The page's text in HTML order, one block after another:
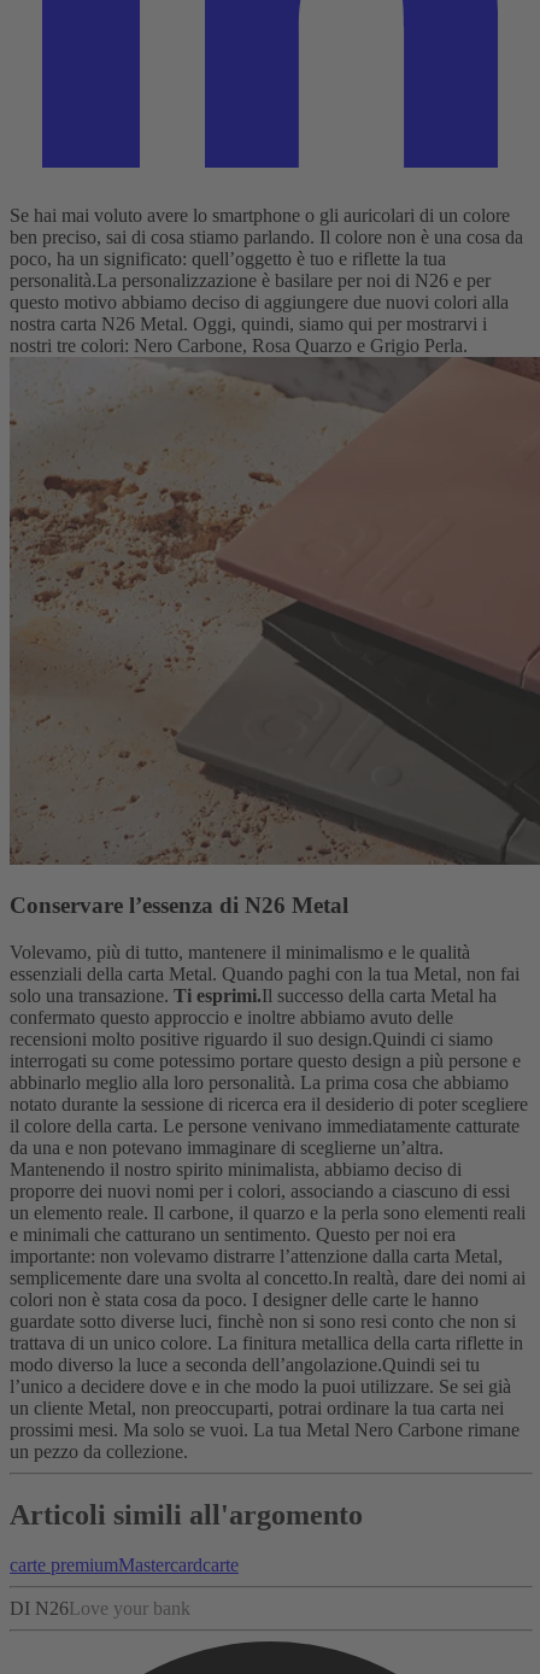
Se hai mai voluto avere lo smartphone o gli auricolari di un colore
ben preciso, sai di cosa stiamo parlando. Il colore non è una cosa da
poco, ha un significato: quell’oggetto è tuo e riflette la tua
personalità.La personalizzazione è basilare per noi di N26 e per
questo motivo abbiamo deciso di aggiungere due nuovi colori alla
nostra carta N26 Metal. Oggi, quindi, siamo qui per mostrarvi i
nostri tre colori: Nero Carbone, Rosa Quarzo e Grigio Perla.
Conservare l’essenza di N26 Metal
Volevamo, più di tutto, mantenere il minimalismo e le qualità
essenziali della carta Metal. Quando paghi con la tua Metal, non fai
solo una transazione. Ti esprimi.Il successo della carta Metal ha
confermato questo approccio e inoltre abbiamo avuto delle
recensioni molto positive riguardo il suo design.Quindi ci siamo
interrogati su come potessimo portare questo design a più persone e
abbinarlo meglio alla loro personalità. La prima cosa che abbiamo
notato durante la sessione di ricerca era il desiderio di poter scegliere
il colore della carta. Le persone venivano immediatamente catturate
da una e non potevano immaginare di sceglierne un’altra.
Mantenendo il nostro spirito minimalista, abbiamo deciso di
proporre dei nuovi nomi per i colori, associando a ciascuno di essi
un elemento reale. Il carbone, il quarzo e la perla sono elementi reali
e minimali che catturano un sentimento. Questo per noi era
importante: non volevamo distrarre l’attenzione dalla carta Metal,
semplicemente dare una svolta al concetto.In realtà, dare dei nomi ai
colori non è stata cosa da poco. I designer delle carte le hanno
guardate sotto diverse luci, finchè non si sono resi conto che non si
trattava di un unico colore. La finitura metallica della carta riflette in
modo diverso la luce a seconda dell’angolazione.Quindi sei tu
l’unico a decidere dove e in che modo la puoi utilizzare. Se sei già
un cliente Metal, non preoccuparti, potrai ordinare la tua carta nei
prossimi mesi. Ma solo se vuoi. La tua Metal Nero Carbone rimane
un pezzo da collezione.
Articoli simili all'argomento
carte premiumMastercardcarte
DI N26Love your bank